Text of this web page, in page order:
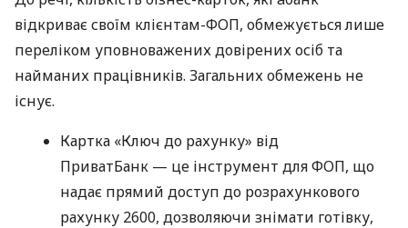
відкриває своїм клієнтам-ФОП, обмежується лише
переліком уповноважених довірених осіб та
найманих працівників. Загальних обмежень не
існує.
Картка «Ключ до рахунку» від
ПриватБанк — це інструмент для ФОП, що
надає прямий доступ до розрахункового
рахунку 2600, дозволяючи знімати готівку,